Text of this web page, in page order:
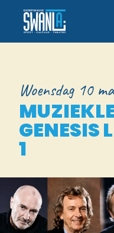
Woensdag 10
GENESIS
1